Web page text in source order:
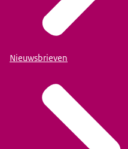
Nieuwsbrieven